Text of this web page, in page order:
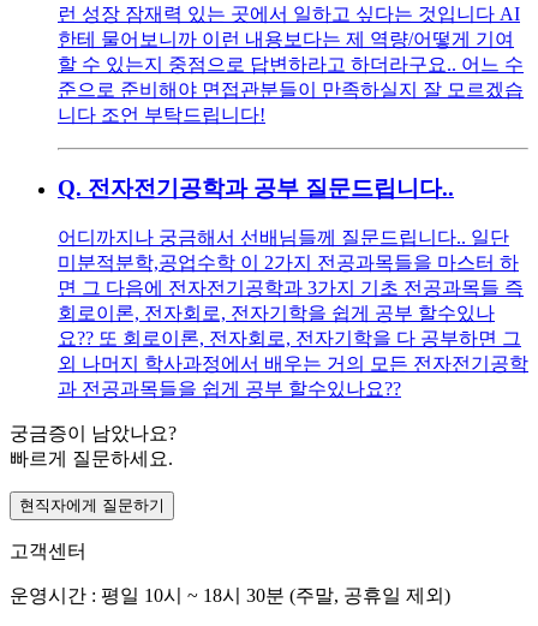
런 성장 잠재력 있는 곳에서 일하고 싶다는 것입니다 AI
한테 물어보니까 이런 내용보다는 제 역량/어떻게 기여
할 수 있는지 중점으로 답변하라고 하더라구요.. 어느 수
준으로 준비해야 면접관분들이 만족하실지 잘 모르겠습
니다 조언 부탁드립니다!
Q. 전자전기공학과 공부 질문드립니다..
어디까지나 궁금해서 선배님들께 질문드립니다.. 일단
미분적분학,공업수학 이 2가지 전공과목들을 마스터 하
면 그 다음에 전자전기공학과 3가지 기초 전공과목들 즉
회로이론, 전자회로, 전자기학을 쉽게 공부 할수있나
요?? 또 회로이론, 전자회로, 전자기학을 다 공부하면 그
외 나머지 학사과정에서 배우는 거의 모든 전자전기공학
과 전공과목들을 쉽게 공부 할수있나요??
궁금증이 남았나요?
빠르게 질문하세요.
현직자에게 질문하기
고객센터
운영시간 : 평일 10시 ~ 18시 30분 (주말, 공휴일 제외)